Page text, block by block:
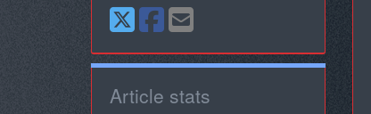
Article stats